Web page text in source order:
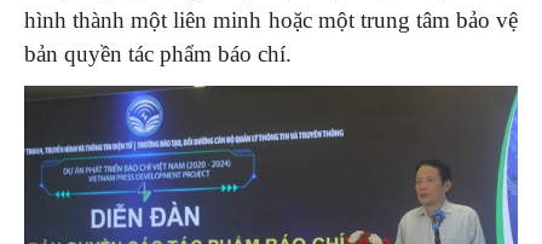
hình thành một liên minh hoặc một trung tâm bảo vệ
bản quyền tác phẩm báo chí.